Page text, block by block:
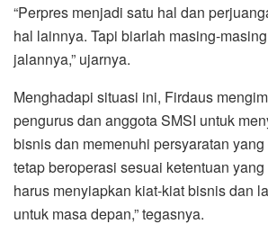
“Perpres menjadi satu hal dan
hal lainnya. Tapi biarlah masing-
jalannya,” ujarnya.
Menghadapi situasi ini, Firdaus
pengurus dan anggota SMSI untuk
bisnis dan memenuhi persyaratan
tetap beroperasi sesuai ketentuan yang
harus menyiapkan kiat-kiat bisnis dan
untuk masa depan,” tegasnya.